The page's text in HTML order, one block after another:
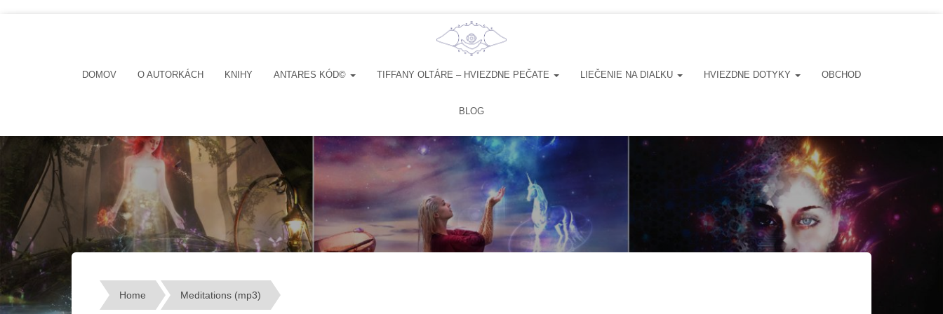
DOMOV O AUTORKÁCH KNIHY ANTARES KÓD© TIFFANY OLTÁRE – HVIEZDNE PEČATE LIEČENIE NA DIAĽKU HVIEZDNE DOTYKY OBCHOD
BLOG
Home Meditations (mp3)